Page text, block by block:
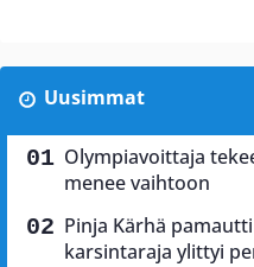
Uusimmat
Olympiavoittaja
menee vaihtoon
Pinja Kärhä
karsintaraja ylittyi